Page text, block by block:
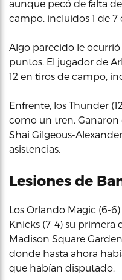
aunque pecó de falta
campo, incluidos 1 de 7
Algo parecido le ocurrió
puntos. El jugador de
12 en tiros de campo,
Enfrente, los Thunder
como un tren.
Shai Gilgeous-
asistencias.
Lesiones de
Los Orlando Magic (6-
Knicks (7-4) su primera
Madison Square
donde hasta ahora
que habían disputado.